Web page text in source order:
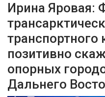
Ирина Яровая:
транспортного
позитивно
опорных
Дальнего